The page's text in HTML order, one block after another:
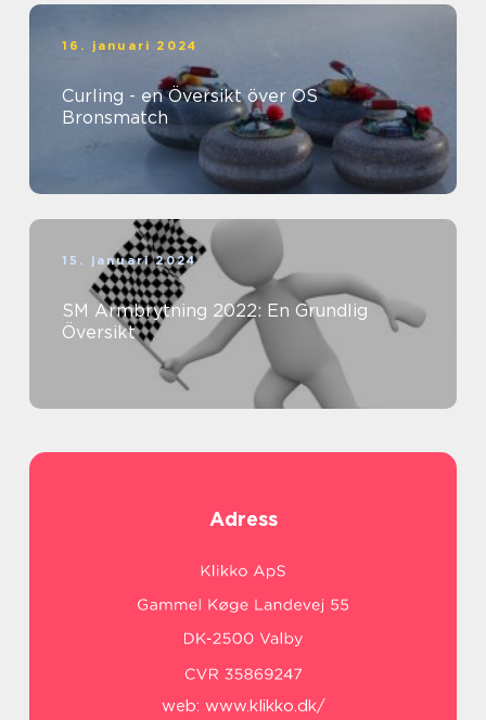
16. januari 2024
Curling - en Översikt över OS
Bronsmatch
15. januari 2024
SM Armbrytning 2022: En Grundlig
Översikt
Adress
web: www.klikko.dk/